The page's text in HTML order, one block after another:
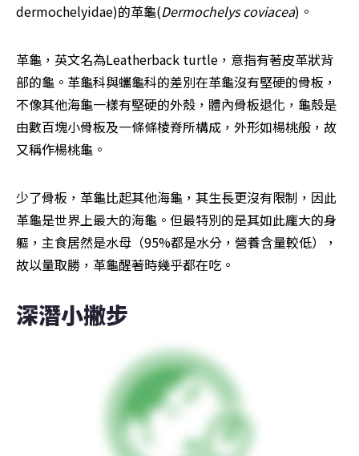
dermochelyidae)的革龜(Dermochelys coviacea)。
革龜，英文名為Leatherback turtle，意指有著皮革狀背
部的龜。革龜科與蠵龜科的差別在革龜沒有堅硬的骨板，
不像其他海龜一樣有堅硬的外殼，體內骨板退化，龜殼是
由數百塊小骨板及一條條棱脊所構成，外形如楊桃般，故
又稱作楊桃龜。
少了骨板，革龜比起其他海龜，其生長更沒有限制，因此
革龜是世界上最大的海龜。但最特別的是其如此龐大的身
軀，主食居然是水母（95%都是水分，營養含量較低），
故以量取勝，革龜醒著時幾乎都在吃。
深潛小撇步